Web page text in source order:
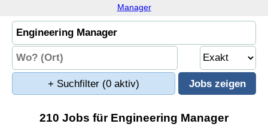
Manager
+ Suchfilter (0 aktiv)
210 Jobs für Engineering Manager